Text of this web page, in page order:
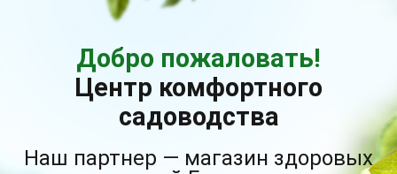
Добро пожаловать!
Центр комфортного
садоводства
Наш партнер — магазин здоровых